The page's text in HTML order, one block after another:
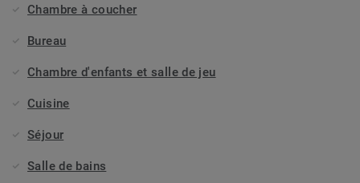
Chambre à coucher
Bureau
Chambre d'enfants et salle de jeu
Cuisine
Séjour
Salle de bains